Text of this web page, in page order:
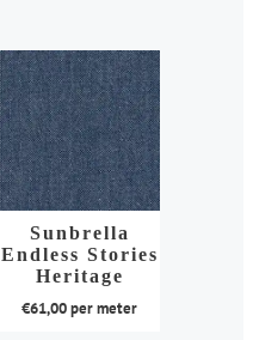
Sunbrella
Endless Stories
Heritage
€61,00per meter